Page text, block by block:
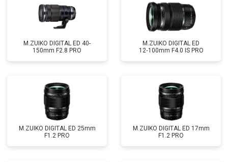
M.ZUIKO DIGITAL ED 40-
150mm F2.8 PRO
M.ZUIKO DIGITAL ED
12‑100mm F4.0 IS PRO
M.ZUIKO DIGITAL ED 25mm
F1.2 PRO
M.ZUIKO DIGITAL ED 17mm
F1.2 PRO